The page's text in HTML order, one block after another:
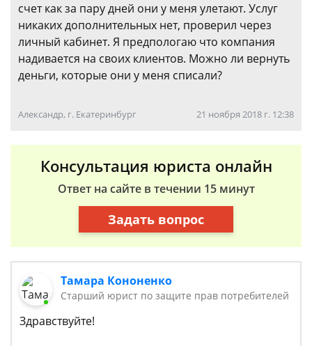
счет как за пару дней они у меня улетают. Услуг
никаких дополнительных нет, проверил через
личный кабинет. Я предпологаю что компания
надивается на своих клиентов. Можно ли вернуть
деньги, которые они у меня списали?
Александр, г. Екатеринбург 21 ноября 2018 г. 12:38
Консультация юриста онлайн
Ответ на сайте в течении 15 минут
Задать вопрос
Тамара Кононенко
Старший юрист по защите прав потребителей
Здравствуйте!